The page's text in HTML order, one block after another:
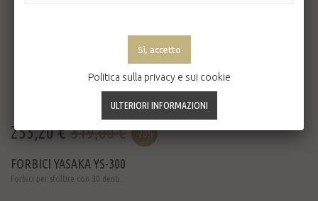
255,20 € 319,00 € -20%
FORBICI YASAKA YS-300
Forbici per sfoltire con 30 denti.
Politica sulla privacy e sui cookie